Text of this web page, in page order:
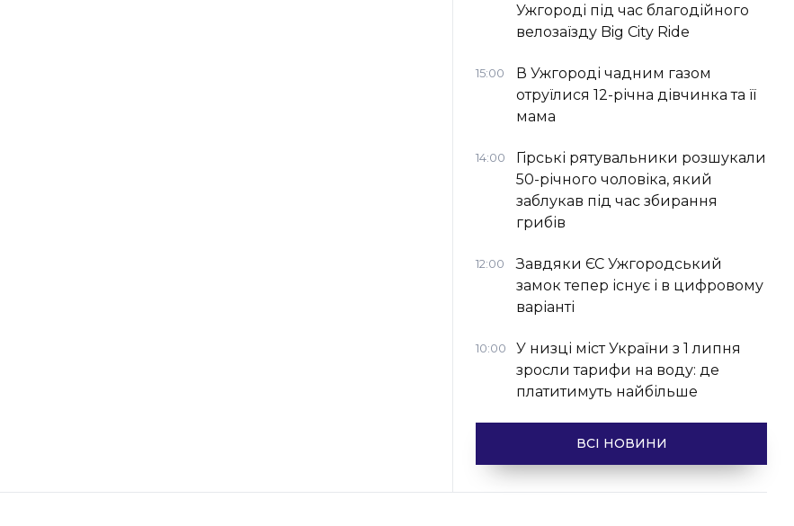
Ужгороді під час благодійного
велозаїзду Big Сity Ride
15:00
В Ужгороді чадним газом
отруїлися 12-річна дівчинка та її
мама
14:00
Гірські рятувальники розшукали
50-річного чоловіка, який
заблукав під час збирання
грибів
12:00
Завдяки ЄС Ужгородський
замок тепер існує і в цифровому
варіанті
10:00
У низці міст України з 1 липня
зросли тарифи на воду: де
платитимуть найбільше
ВСІ НОВИНИ